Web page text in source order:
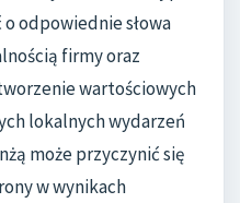
odpowiednie słowa
firmy oraz
wartościowych
lokalnych wydarzeń
może przyczynić się
w wynikach